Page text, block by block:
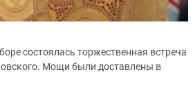
состоялась торжественная встреча
Мощи были доставлены в